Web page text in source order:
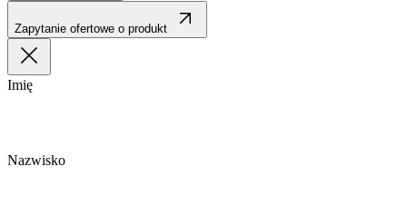
Zapytanie ofertowe o produkt
Imię
Nazwisko